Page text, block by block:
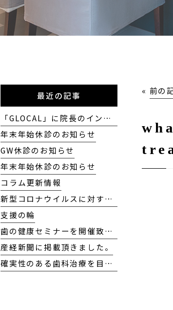
« 前の
最近の記事
「GLOCAL」に院長のインタビューが掲載されました
年末年始休診のお知らせ
GW休診のお知らせ
年末年始休診のお知らせ
コラム更新情報
新型コロナウイルスに対する当院の対応方針について
支援の輪
歯の健康セミナーを開催致しました！
産経新聞に掲載頂きました。
確実性のある歯科治療を目指して